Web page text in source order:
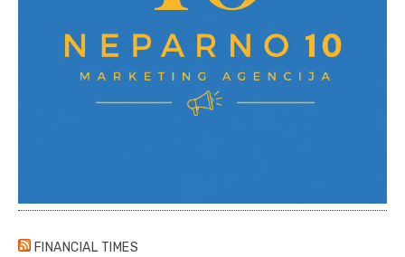
FINANCIAL TIMES